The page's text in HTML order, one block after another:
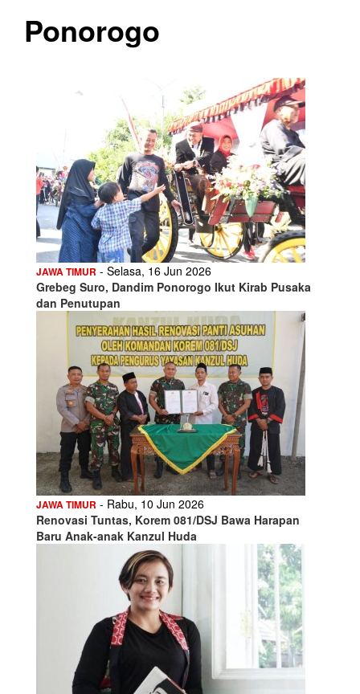
Ponorogo
JAWA TIMUR - Selasa, 16 Jun 2026
Grebeg Suro, Dandim Ponorogo Ikut Kirab Pusaka
dan Penutupan
JAWA TIMUR - Rabu, 10 Jun 2026
Renovasi Tuntas, Korem 081/DSJ Bawa Harapan
Baru Anak-anak Kanzul Huda